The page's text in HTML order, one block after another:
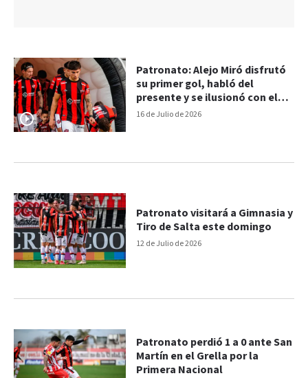
16 de Julio de 2026
Patronato: Alejo Miró disfrutó
su primer gol, habló del
presente y se ilusionó con el
futuro
12 de Julio de 2026
Patronato visitará a Gimnasia y
Tiro de Salta este domingo
Patronato perdió 1 a 0 ante San
Martín en el Grella por la
Primera Nacional